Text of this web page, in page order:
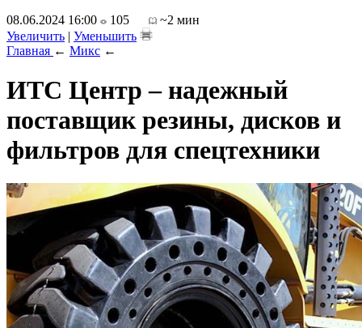
08.06.2024 16:00
105
~2 мин
Увеличить | Уменьшить
Главная ← Микс ←
ИТС Центр – надежный
поставщик резины, дисков и
фильтров для спецтехники